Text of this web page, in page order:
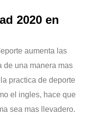
2020 en
aumenta las
de una manera mas
practica de deporte
el ingles, hace que
sea mas llevadero.